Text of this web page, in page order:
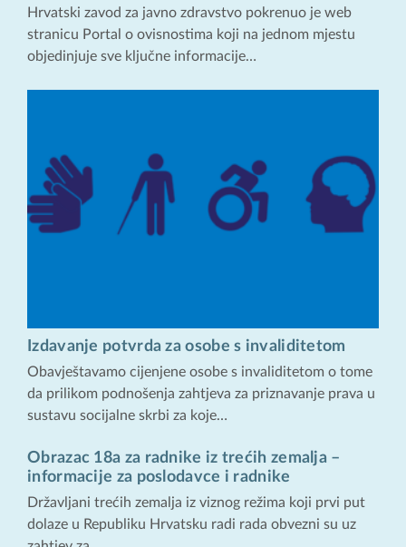
Hrvatski zavod za javno zdravstvo pokrenuo je web
stranicu Portal o ovisnostima koji na jednom mjestu
objedinjuje sve ključne informacije…
Izdavanje potvrda za osobe s invaliditetom
Obavještavamo cijenjene osobe s invaliditetom o tome
da prilikom podnošenja zahtjeva za priznavanje prava u
sustavu socijalne skrbi za koje…
Obrazac 18a za radnike iz trećih zemalja –
informacije za poslodavce i radnike
Državljani trećih zemalja iz viznog režima koji prvi put
dolaze u Republiku Hrvatsku radi rada obvezni su uz